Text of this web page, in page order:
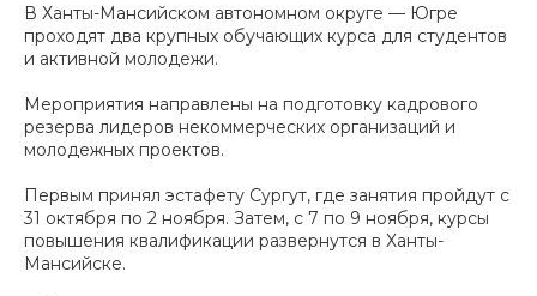
В Ханты-Мансийском автономном округе — Югре
проходят два крупных обучающих курса для студентов
и активной молодежи.
Мероприятия направлены на подготовку кадрового
резерва лидеров некоммерческих организаций и
молодежных проектов.
Первым принял эстафету Сургут, где занятия пройдут с
31 октября по 2 ноября. Затем, с 7 по 9 ноября, курсы
повышения квалификации развернутся в Ханты-
Мансийске.